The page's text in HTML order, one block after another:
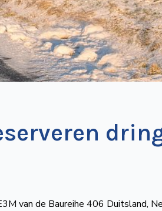
van de Baureihe 406 Duitsland,